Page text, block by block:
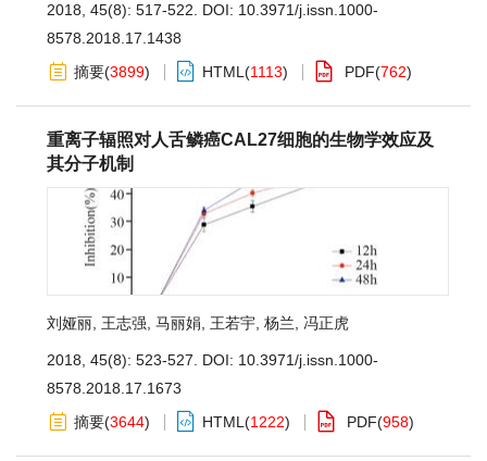
2018, 45(8): 517-522. DOI: 10.3971/j.issn.1000-
8578.2018.17.1438
摘要(3899) HTML (1113) PDF(762)
重离子辐照对人舌鳞癌CAL27细胞的生物学效应及
其分子机制
刘娅丽 王志强 马丽娟 王若宇 杨兰 冯正虎
2018, 45(8): 523-527. DOI: 10.3971/j.issn.1000-
8578.2018.17.1673
摘要(3644) HTML (1222) PDF(958)